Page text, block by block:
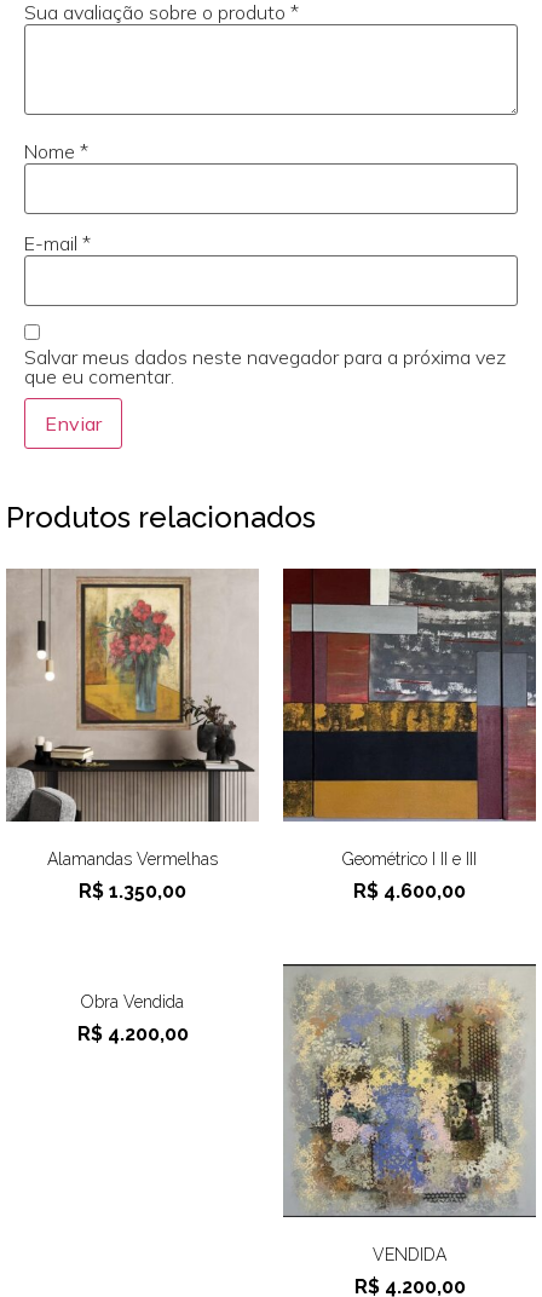
Sua avaliação sobre o produto *
Nome *
E-mail *
Salvar meus dados neste navegador para a próxima vez
que eu comentar.
Produtos relacionados
Alamandas Vermelhas
R$ 1.350,00
Geométrico I II e III
R$ 4.600,00
Obra Vendida
R$4.200,00
VENDIDA
R$4.200,00